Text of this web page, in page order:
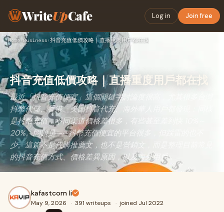
WriteUpCafe Log in Join free
Home›Business›抖音充值低價攻略｜直播重度用戶都在找
抖音充值低價攻略｜直播重度用戶都在找
最近「抖音充值便宜」這個關鍵字討論度很高，尤其很多台灣
抖幣代儲、香港、美国抖音代充、海外華人用戶都發現：同樣
是抖幣充值，不同渠道價格差很多，有些甚至差到快 10%～
20%。問題是——抖幣充值便宜的平台很多，但踩雷的也不
少。這篇不是代購推薦文，也不是營銷文，而是整理目前常見
的抖音充值方式、價格差異原因，以及海外用戶...
kafastcom li
May 9, 2026 · 391 writeups · joined Jul 2022